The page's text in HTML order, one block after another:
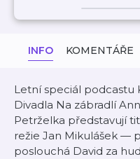
INFO KOMENTÁŘE
Letní speciál podcastu
Divadla Na zábradlí
Petrželka představují
režie Jan Mikulášek —
poslouchá David za